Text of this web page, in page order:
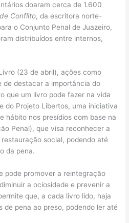
doaram cerca de 1.600
Conflito, da escritora norte-
o Conjunto Penal de Juazeiro,
distribuídos entre internos,
(23 de abril), ações como
de destacar a importância do
que um livro pode fazer na vida
do Projeto Libertos, uma iniciativa
hábito nos presídios com base na
Penal), que visa reconhecer a
social, podendo até
da pena.
pode promover a reintegração
a ociosidade e prevenir a
que, a cada livro lido, haja
de pena ao preso, podendo ler até